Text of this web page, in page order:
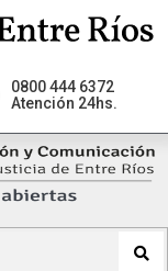
0800 444 6372
Atención 24hs.